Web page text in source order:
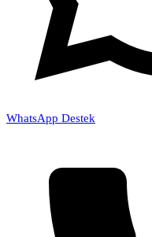
WhatsApp Destek